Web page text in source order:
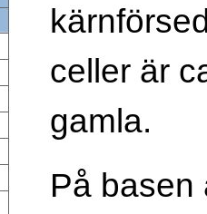
celler är
gamla.
På basen